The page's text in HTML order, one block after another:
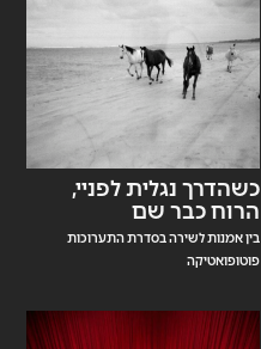
כשהדרך נגלית לפניי,
הרוח כבר שם
בין אמנות לשירה בסדרת התערוכות
פוטופואטיקה